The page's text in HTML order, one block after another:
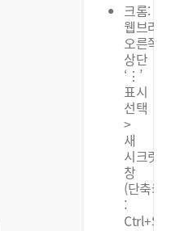
크롬:
웹브라
오른쪽
상단
‘⋮’
표시
선택
>
새
시크릿
창
(단축키
: